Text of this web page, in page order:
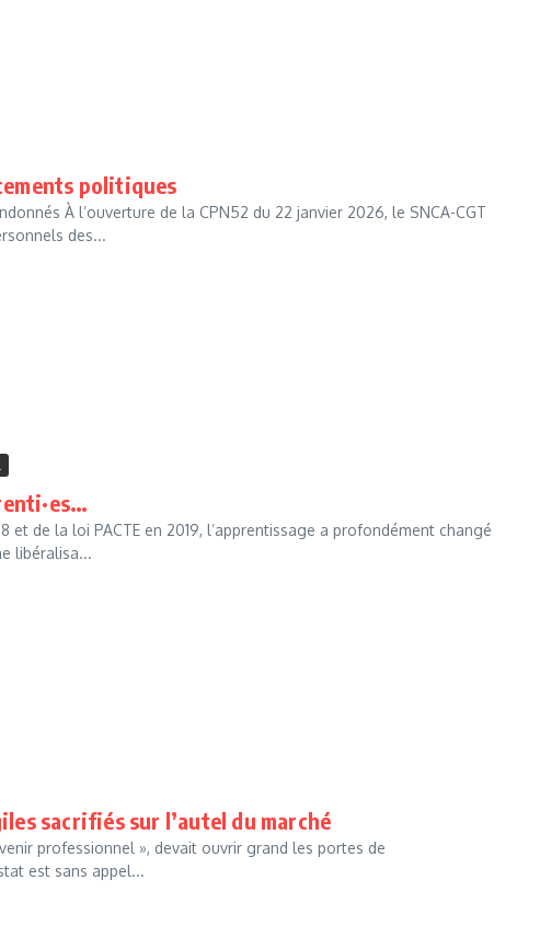
politiques
À l’ouverture de la CPN52 du 22 janvier 2026, le SNCA-CGT
des...
de la loi PACTE en 2019, l’apprentissage a profondément changé
libéralisa...
sacrifiés sur l’autel du marché
professionnel », devait ouvrir grand les portes de
est sans appel...